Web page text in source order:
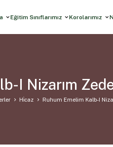
Eğitim Sınıflarımız Korolarımız
I Nizarım
Hi̇caz Ruhum Emelim Kalb-I